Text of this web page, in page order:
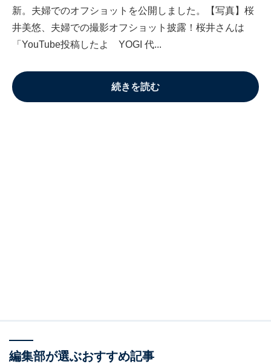
新。夫婦でのオフショットを公開しました。【写真】桜
井美悠、夫婦での撮影オフショット披露！桜井さんは
「YouTube投稿したよ YOGI 代...
続きを読む
編集部が選ぶおすすめ記事